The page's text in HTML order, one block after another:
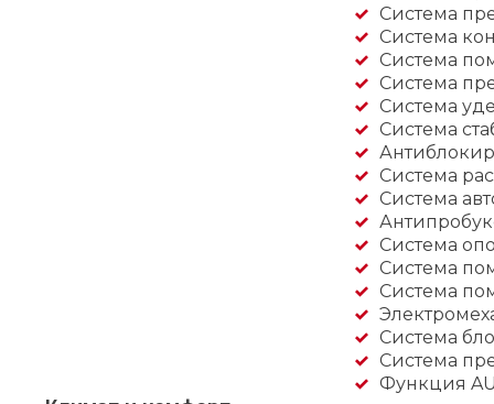
Система
Система
Система
Система
Система
Система
Система
Система
Система
Система
Система
Система
Система
Функция